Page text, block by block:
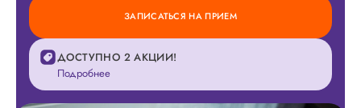
ЗАПИСАТЬСЯ НА ПРИЕМ
ДОСТУПНО 2 АКЦИИ!
Подробнее